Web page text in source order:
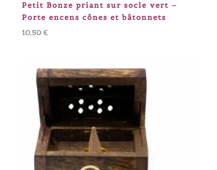
Petit Bonze priant sur socle vert –
Porte encens cônes et bâtonnets
10,50 €